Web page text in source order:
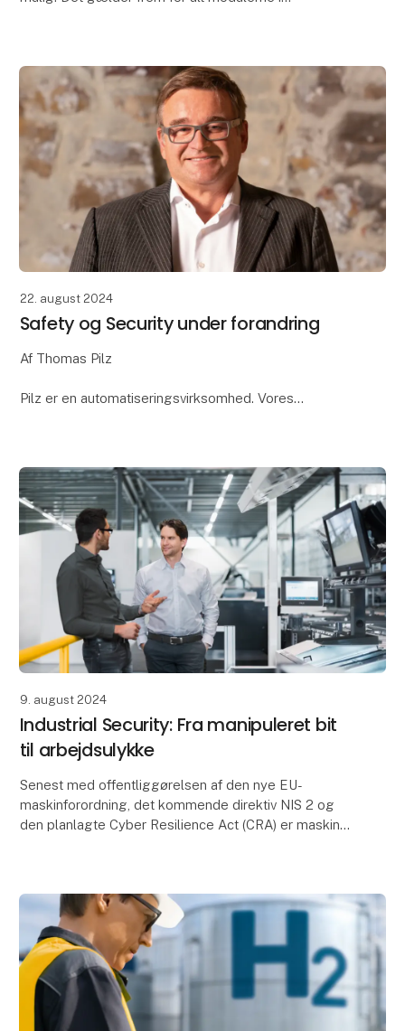
22. august 2024
Safety og Security under forandring
Af Thomas Pilz
Pilz er en automatiseringsvirksomhed. Vores
9. august 2024
Industrial Security: Fra manipuleret bit
til arbejdsulykke
Senest med offentliggørelsen af den nye EU-
maskinforordning, det kommende direktiv NIS 2 og
den planlagte Cyber Resilience Act (CRA) er maskin-